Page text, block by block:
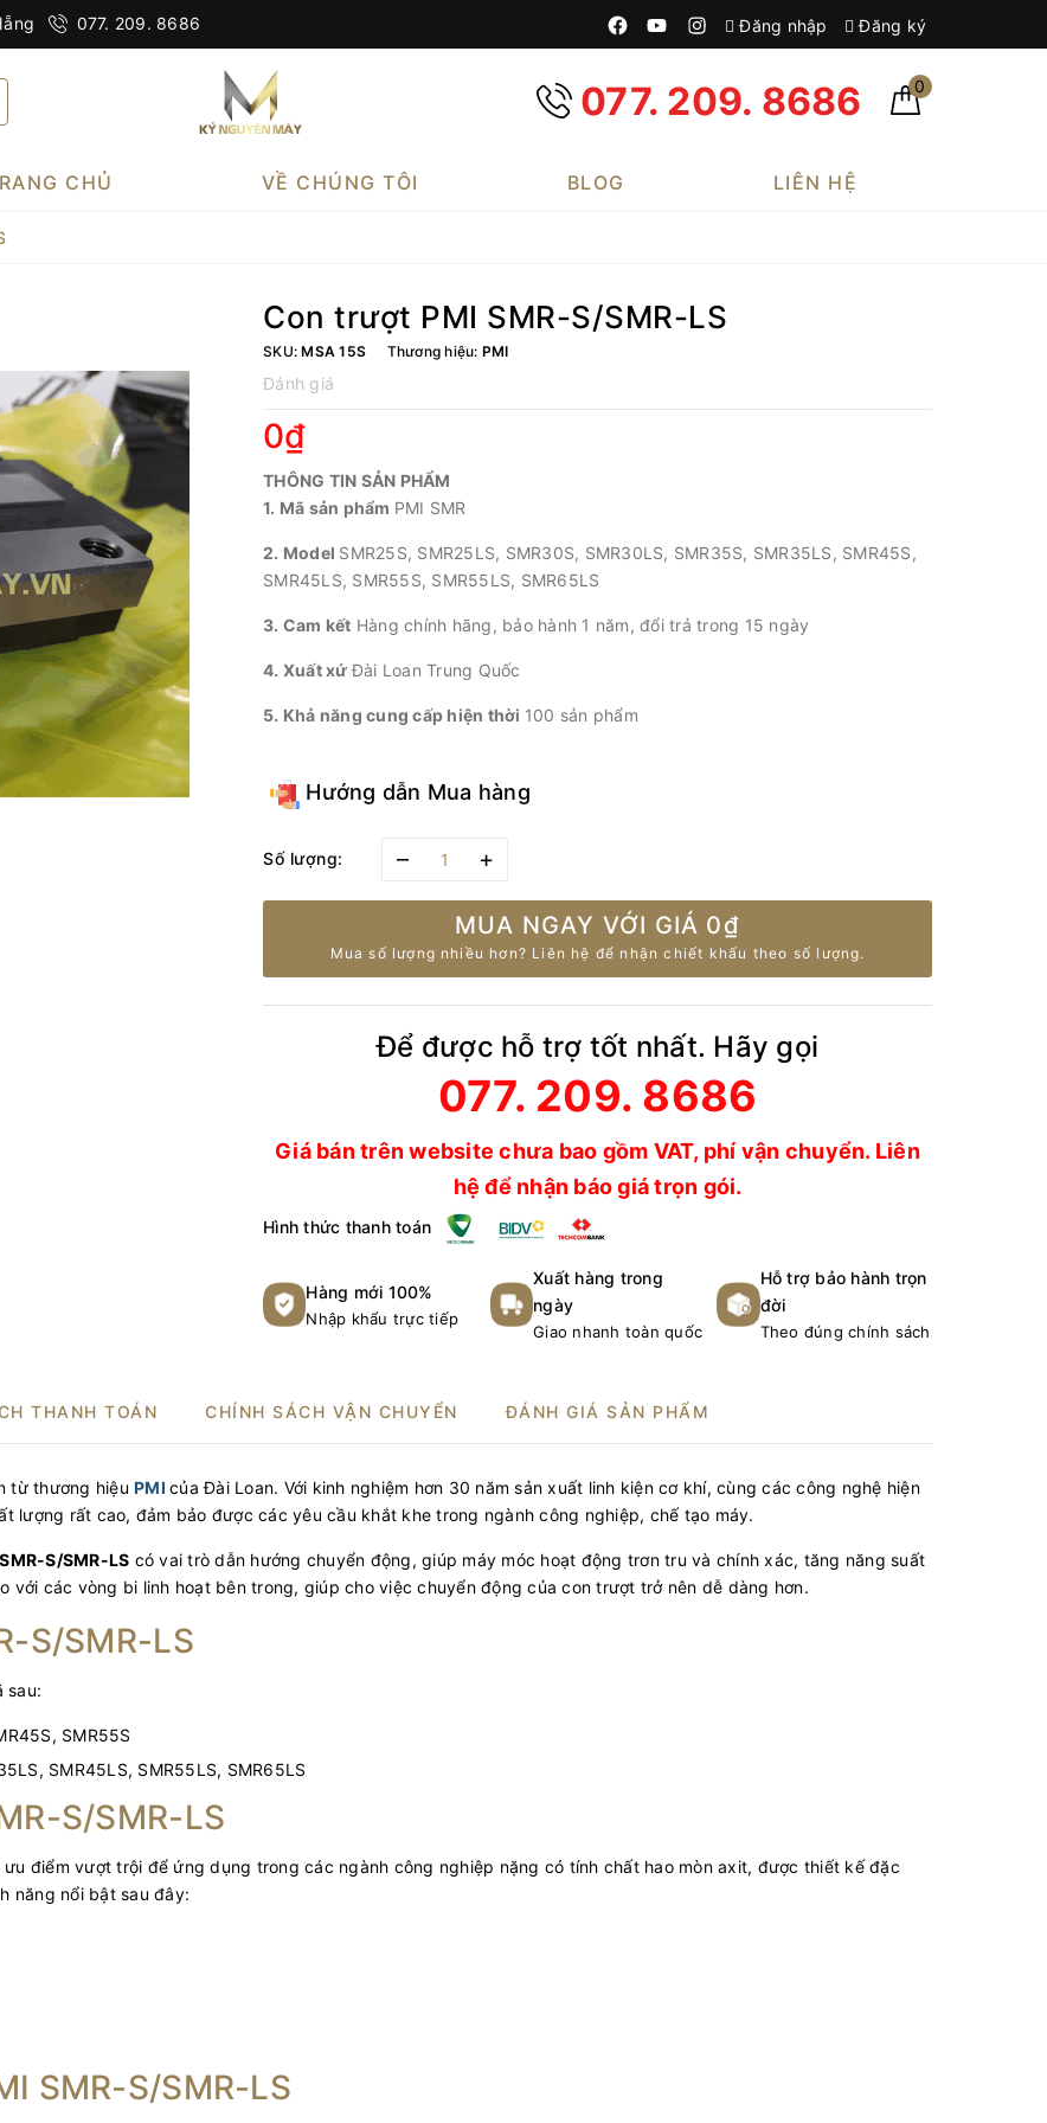
077. 209. 8686 Đăng nhập Đăng ký
077. 209. 8686 0
CHỦ VỀ CHÚNG TÔI BLOG LIÊN HỆ
Con trượt PMI SMR-S/SMR-LS
SKU:MSA 15S Thương hiệu: PMI
Đánh giá
0₫
THÔNG TIN SẢN PHẨM
1. Mã sản phẩm PMI SMR
2. Model SMR25S, SMR25LS, SMR30S, SMR30LS, SMR35S, SMR35LS, SMR45S,
SMR45LS, SMR55S, SMR55LS, SMR65LS
3. Cam kết Hàng chính hãng, bảo hành 1 năm, đổi trả trong 15 ngày
4. Xuất xứĐài Loan Trung Quốc
5. Khả năng cung cấp hiện thời 100 sản phẩm
Hướng dẫn Mua hàng
Số lượng: – +
MUA NGAY VỚI GIÁ 0₫
Mua số lượng nhiều hơn? Liên hệ để nhận chiết khấu theo số lượng.
Để được hỗ trợ tốt nhất. Hãy gọi
077. 209. 8686
Giá bán trên website chưa bao gồm VAT, phí vận chuyển. Liên
hệ để nhận báo giá trọn gói.
Hình thức thanh toán
Hàng mới 100%
Nhập khẩu trực tiếp
Xuất hàng trong
ngày
Giao nhanh toàn quốc
Hỗ trợ bảo hành trọn
đời
Theo đúng chính sách
THANH TOÁN CHÍNH SÁCH VẬN CHUYỂN ĐÁNH GIÁ SẢN PHẨM
từ thương hiệu PMI của Đài Loan. Với kinh nghiệm hơn 30 năm sản xuất linh kiện cơ khí, cùng các công nghệ hiện
lượng rất cao, đảm bảo được các yêu cầu khắt khe trong ngành công nghiệp, chế tạo máy.
S/SMR-LS có vai trò dẫn hướng chuyển động, giúp máy móc hoạt động trơn tru và chính xác, tăng năng suất
với các vòng bi linh hoạt bên trong, giúp cho việc chuyển động của con trượt trở nên dễ dàng hơn.
S/SMR-LS
sau:
SMR55S
SMR45LS, SMR55LS, SMR65LS
S/SMR-LS
điểm vượt trội để ứng dụng trong các ngành công nghiệp nặng có tính chất hao mòn axit, được thiết kế đặc
năng nổi bật sau đây:
SMR-S/SMR-LS